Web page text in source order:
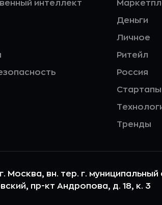
интеллект
Деньги
Личное
Ритейл
Россия
Стартапы
Тренды
Москва, вн. тер. г. муниципальный
пр-кт Андропова, д. 18, к. 3